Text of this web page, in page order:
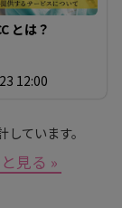
とは？
12:00
ています。
見る »